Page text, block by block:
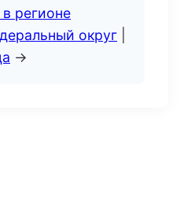
регионе
округ
→